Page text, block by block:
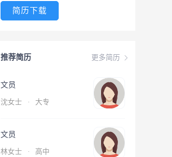
简历下载
更多简历
推荐简历
文员
沈女士 · 大专
文员
林女士 · 高中